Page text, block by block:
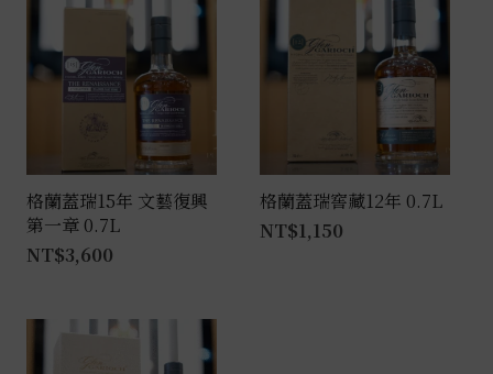
格蘭蓋瑞15年 文藝復興
第一章 0.7L
NT$3,600
格蘭蓋瑞窖藏12年 0.7L
NT$1,150